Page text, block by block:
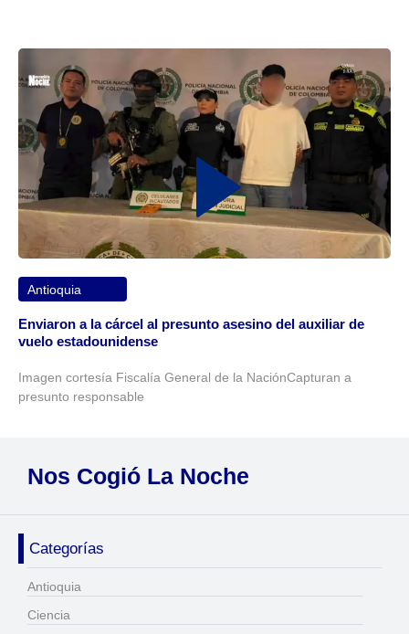
Antioquia
Enviaron a la cárcel al presunto asesino del auxiliar de
vuelo estadounidense
Imagen cortesía Fiscalía General de la NaciónCapturan a
presunto responsable
Nos Cogió La Noche
Categorías
Antioquia
Ciencia